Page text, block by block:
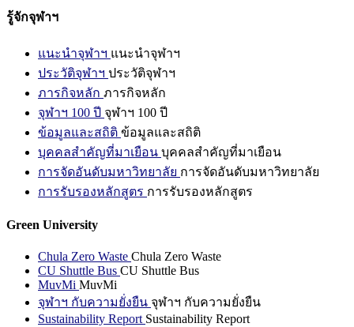
รู้จักจุฬาฯ
แนะนำจุฬาฯ แนะนำจุฬาฯ
ประวัติจุฬาฯ ประวัติจุฬาฯ
ภารกิจหลัก ภารกิจหลัก
จุฬาฯ 100 ปี จุฬาฯ 100 ปี
ข้อมูลและสถิติ ข้อมูลและสถิติ
บุคคลสำคัญที่มาเยือน บุคคลสำคัญที่มาเยือน
การจัดอันดับมหาวิทยาลัย การจัดอันดับมหาวิทยาลัย
การรับรองหลักสูตร การรับรองหลักสูตร
Green University
Chula Zero Waste Chula Zero Waste
CU Shuttle Bus CU Shuttle Bus
MuvMi MuvMi
จุฬาฯ กับความยั่งยืน จุฬาฯ กับความยั่งยืน
Sustainability Report Sustainability Report